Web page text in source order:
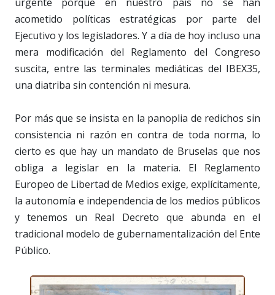
urgente porque en nuestro país no se han
acometido políticas estratégicas por parte del
Ejecutivo y los legisladores. Y a día de hoy incluso una
mera modificación del Reglamento del Congreso
suscita, entre las terminales mediáticas del IBEX35,
una diatriba sin contención ni mesura.
Por más que se insista en la panoplia de redichos sin
consistencia ni razón en contra de toda norma, lo
cierto es que hay un mandato de Bruselas que nos
obliga a legislar en la materia. El Reglamento
Europeo de Libertad de Medios exige, explícitamente,
la autonomía e independencia de los medios públicos
y tenemos un Real Decreto que abunda en el
tradicional modelo de gubernamentalización del Ente
Público.